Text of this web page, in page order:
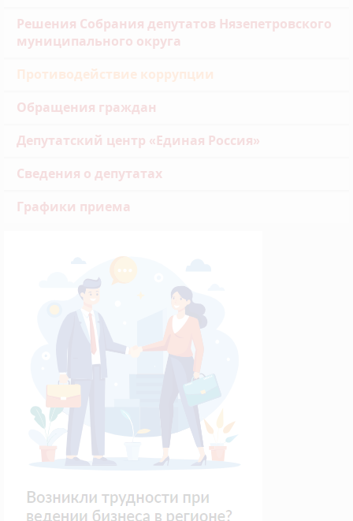
Решения Собрания депутатов Нязепетровского
муниципального округа
Противодействие коррупции
Обращения граждан
Депутатский центр «Единая Россия»
Сведения о депутатах
Графики приема